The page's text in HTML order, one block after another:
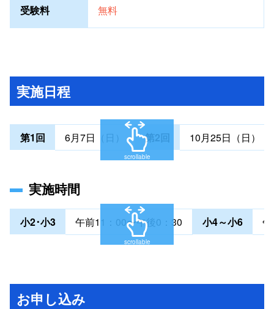
受験料 無料
実施日程
第1回 6月7日（日） 第2回 10月25日（日）
scrollable
実施時間
小2･小3 午前11：00〜午後0：30 小4～小6
scrollable
お申し込み